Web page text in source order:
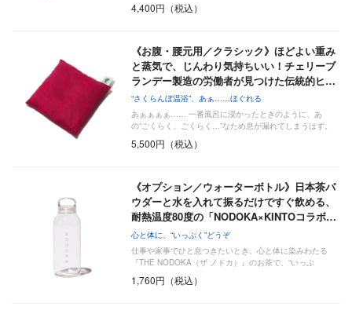
4,400円（税込）
《お腹・腰元用／クラシック》ほどよい重み
と蒸気で、じんわり気持ちいい！チェリーブ
ランデー製造の労働者が見つけた伝統的ヒ…
“さくらんぼ温浴”、あぁ……ほぐれる
あぁぁぁぁ…… 一番風呂に浸かったときのように、あ
の“ごくらく、ごくらく…”なため息が漏れてしまうはず。
5,500円（税込）
《オプション／ウォーターボトル》日本茶パ
ウダーと水を入れて振るだけですぐ飲める、
耐熱温度80度の「NODOKA×KINTOコラボ…
心と体に、“いっぷく”どうぞ
仕事や家事でひと息つきたいとき、心と体に染みわたる
『THE NODOKA（ザ ノドカ）』のお茶で、“いっぷ
1,760円（税込）